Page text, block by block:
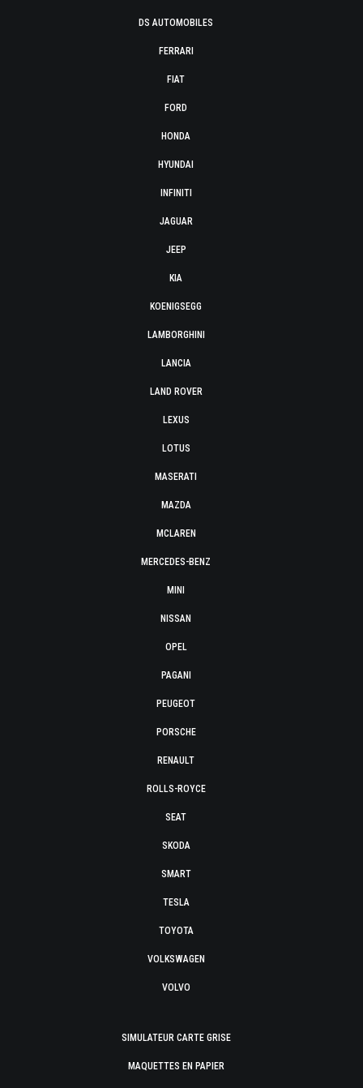
DS AUTOMOBILES
FERRARI
FIAT
FORD
HONDA
HYUNDAI
INFINITI
JAGUAR
JEEP
KIA
KOENIGSEGG
LAMBORGHINI
LANCIA
LAND ROVER
LEXUS
LOTUS
MASERATI
MAZDA
MCLAREN
MERCEDES-BENZ
MINI
NISSAN
OPEL
PAGANI
PEUGEOT
PORSCHE
RENAULT
ROLLS-ROYCE
SEAT
SKODA
SMART
TESLA
TOYOTA
VOLKSWAGEN
VOLVO
SIMULATEUR CARTE GRISE
MAQUETTES EN PAPIER